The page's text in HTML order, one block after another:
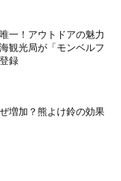
一！アウトドアの魅力
観光局が「モンベルフ
録
増加？熊よけ鈴の効果